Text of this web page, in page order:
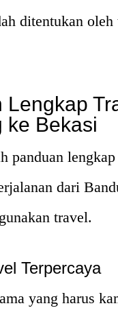
ditentukan oleh
Lengkap
ke Bekasi
panduan
dari
travel.
Terpercaya
yang harus